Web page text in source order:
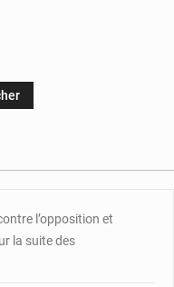
l’opposition et
la suite des